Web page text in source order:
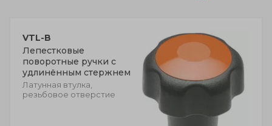
VTL-B
Лепестковые
поворотные ручки с
удлинённым стержнем
Латунная втулка,
резьбовое отверстие